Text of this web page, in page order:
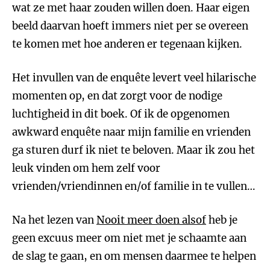
wat ze met haar zouden willen doen. Haar eigen
beeld daarvan hoeft immers niet per se overeen
te komen met hoe anderen er tegenaan kijken.
Het invullen van de enquête levert veel hilarische
momenten op, en dat zorgt voor de nodige
luchtigheid in dit boek. Of ik de opgenomen
awkward enquête naar mijn familie en vrienden
ga sturen durf ik niet te beloven. Maar ik zou het
leuk vinden om hem zelf voor
vrienden/vriendinnen en/of familie in te vullen…
Na het lezen vanNooit meer doen alsofheb je
geen excuus meer om niet met je schaamte aan
de slag te gaan, en om mensen daarmee te helpen